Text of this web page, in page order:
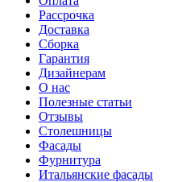
Рассрочка
Доставка
Сборка
Гарантия
Дизайнерам
О нас
Полезные статьи
Отзывы
Столешницы
Фасады
Фурнитура
Итальянские фасады